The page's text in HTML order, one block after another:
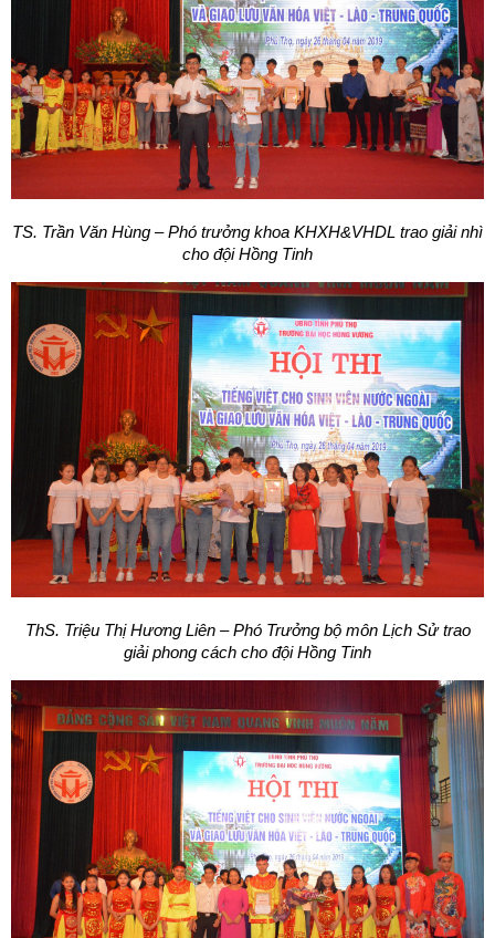
TS. Trần Văn Hùng – Phó trưởng khoa KHXH&VHDL trao giải nhì
cho đội Hồng Tinh
ThS. Triệu Thị Hương Liên – Phó Trưởng bộ môn Lịch Sử trao
giải phong cách cho đội Hồng Tinh